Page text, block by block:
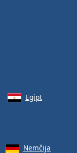
Egipt
Nemčija